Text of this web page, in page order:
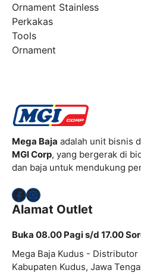
Ornament Stainless
Perkakas
Tools
Ornament
Mega Baja adalah unit bisnis
MGI Corp, yang bergerak di
dan baja untuk mendukung
Facebook
Instagram
Alamat Outlet
Buka 08.00 Pagi s/d 17.00
Mega Baja Kudus -
Kabupaten Kudus, Jawa